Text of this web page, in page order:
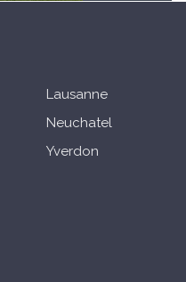
Lausanne
Neuchatel
Yverdon